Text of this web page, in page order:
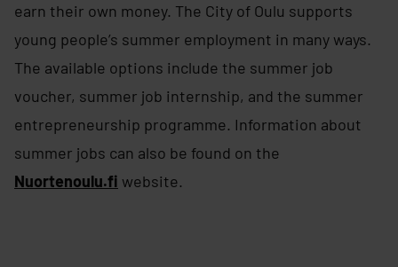
earn their own money. The City of Oulu supports
young people’s summer employment in many ways.
The available options include the summer job
voucher, summer job internship, and the summer
entrepreneurship programme. Information about
summer jobs can also be found on the
Nuortenoulu.fi website.